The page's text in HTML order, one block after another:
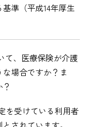
準（平成14年厚生
て、医療保険が介護
場合ですか？ま
を受けている利用者